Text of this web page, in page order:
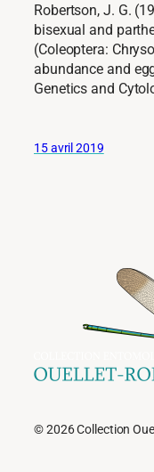
Robertson, J. G.
bisexual and
(Coleoptera:
abundance and
Genetics and
15 avril 2019
© 2026 Collection